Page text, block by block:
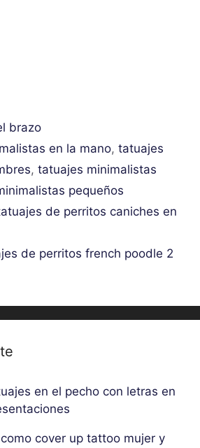
brazo
en la mano,tatuajes
, tatuajes minimalistas
pequeños
de perritos caniches en
de perritos french poodle 2
en el pecho con letras en
cover up tattoo mujer y